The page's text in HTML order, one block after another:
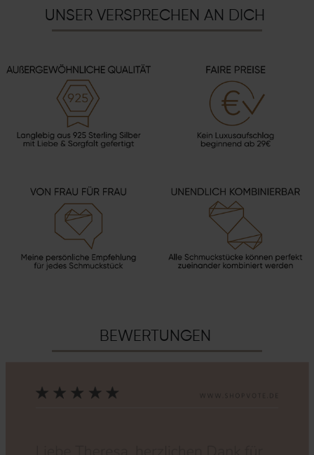
UNSER VERSPRECHEN AN DICH
BEWERTUNGEN